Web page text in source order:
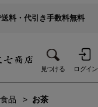
料・代引き手数料無料
見つける ログイン
食品 お茶